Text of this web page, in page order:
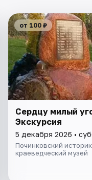
от 100 ₽
Сердцу милый
Экскурсия
5 декабря 2026 •
Починковский
краеведческий музей